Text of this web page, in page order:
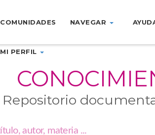
COMUNIDADES NAVEGAR
MI PERFIL
Repositorio